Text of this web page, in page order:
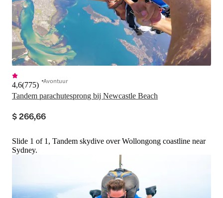
Tandem parachutesprong bij Newcastle Beach
4,6(775) Avontuur
$ 266,66
Slide 1 of 1, Tandem skydive over Wollongong coastline near
Sydney.